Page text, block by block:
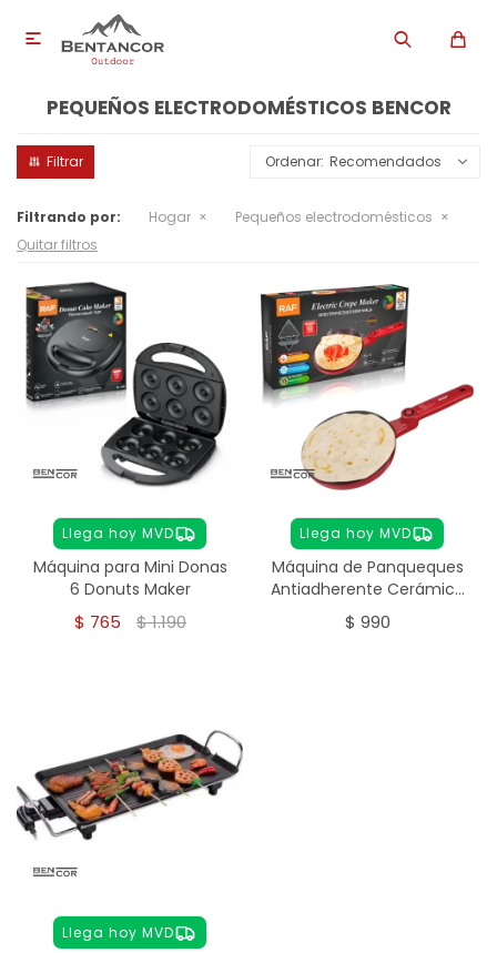

PEQUEÑOS ELECTRODOMÉSTICOS BENCOR
Recomendados
Filtrando por: Hogar
Pequeños electrodomésticos
Quitar filtros
Llega hoy MVD
Máquina para Mini Donas
6 Donuts Maker
$ 765 $1.190
Llega hoy MVD
Máquina de Panqueques
Antiadherente Cerámica
Roja RAF R-5209
$ 990
Llega hoy MVD